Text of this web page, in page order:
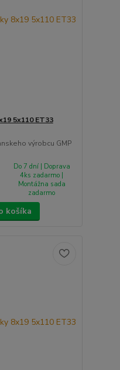
5x110 ET33
výrobcu GMP
Do 7 dní | Doprava
4ks zadarmo |
Montážna sada
zadarmo
košíka